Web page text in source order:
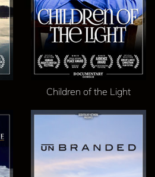
Children of the Light